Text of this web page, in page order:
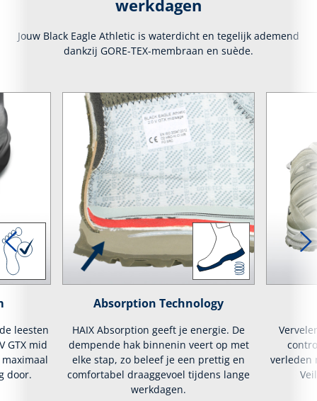
werkdagen
Jouw Black Eagle Athletic is waterdicht en tegelijk ademend
dankzij GORE-TEX-membraan en suède.
leesten
GTX mid
door.
Absorption Technology
HAIX Absorption geeft je energie. De
dempende hak binnenin veert op met
elke stap, zo beleef je een prettig en
comfortabel draaggevoel tijdens lange
werkdagen.
verleden